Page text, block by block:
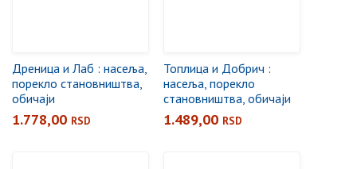
Дреница и Лаб : насеља,
порекло становништва,
обичаји
1.778,00 RSD
Топлица и Добрич :
насеља, порекло
становништва, обичаји
1.489,00 RSD